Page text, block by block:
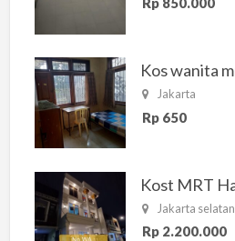
Jakarta
Rp 650
Jakarta selatan
Rp 2.200.000